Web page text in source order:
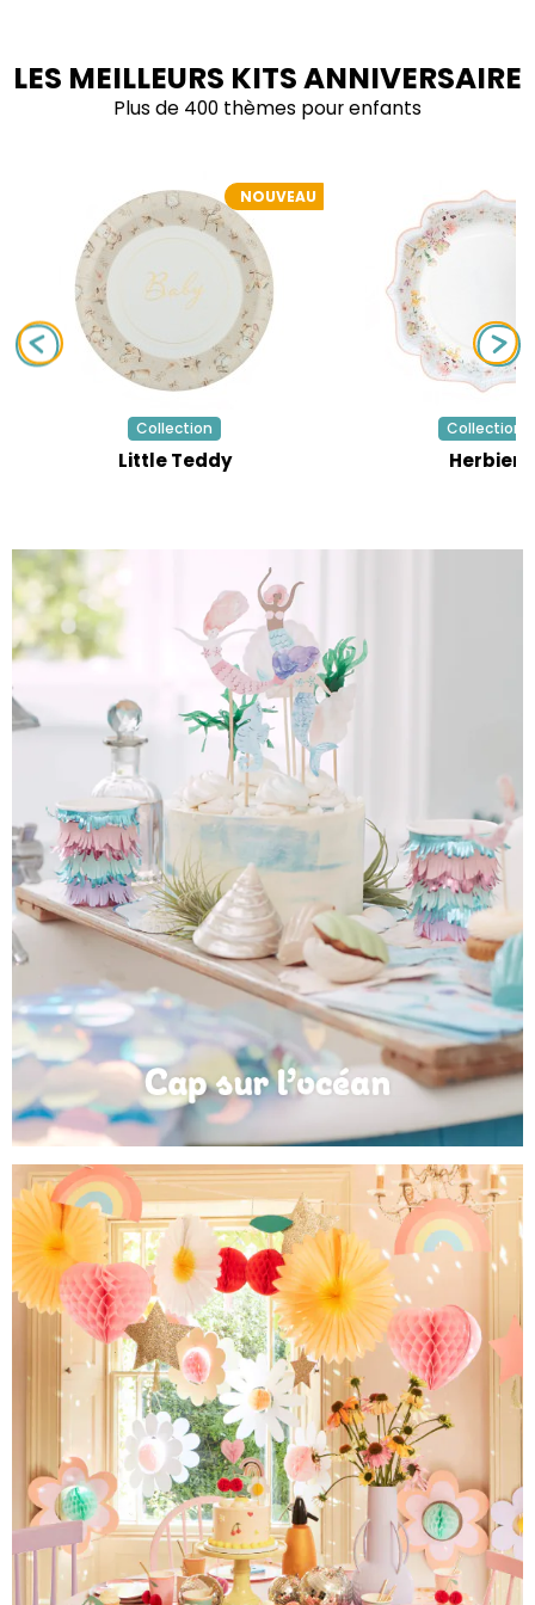
LES MEILLEURS KITS ANNIVERSAIRE
Plus de 400 thèmes pour enfants
NOUVEAU
Collection
Little Teddy
Collection
Herbier
Anniversaire Mer et Océan